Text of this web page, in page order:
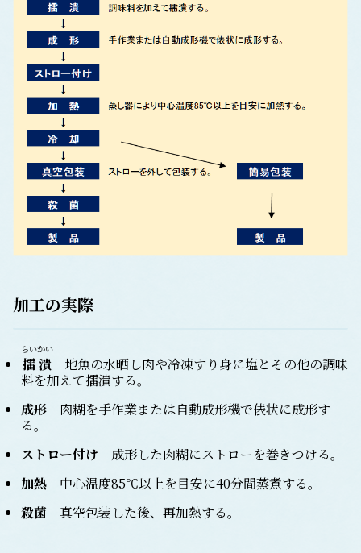
加工の実際
擂潰
らいかい
地魚の水晒し肉や冷凍すり身に塩とその他の調味
料を加えて擂潰する。
成形 肉糊を手作業または自動成形機で俵状に成形す
る。
ストロー付け 成形した肉糊にストローを巻きつける。
加熱 中心温度85℃以上を目安に40分間蒸煮する。
殺菌 真空包装した後、再加熱する。